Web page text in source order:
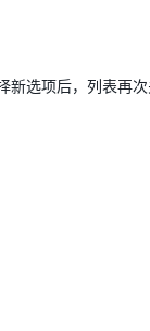
选项后，列表再